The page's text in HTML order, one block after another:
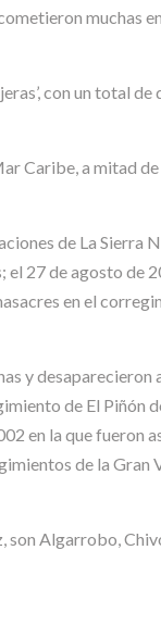
muchas
con un total de
Caribe, a mitad
de La Sierra
el 27 de agosto de
en el
y desaparecieron
de El Piñón
en la que fueron
de la Gran
Algarrobo,